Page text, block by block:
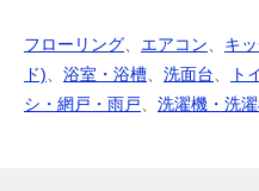
フローリング エアコン キ
ド)
浴室・浴槽 洗面台 ト
シ・網戸・雨戸
洗濯機・洗